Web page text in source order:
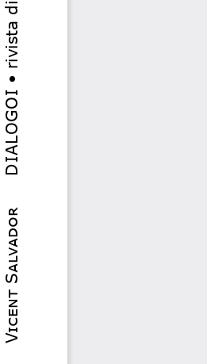
Vicent Salvador